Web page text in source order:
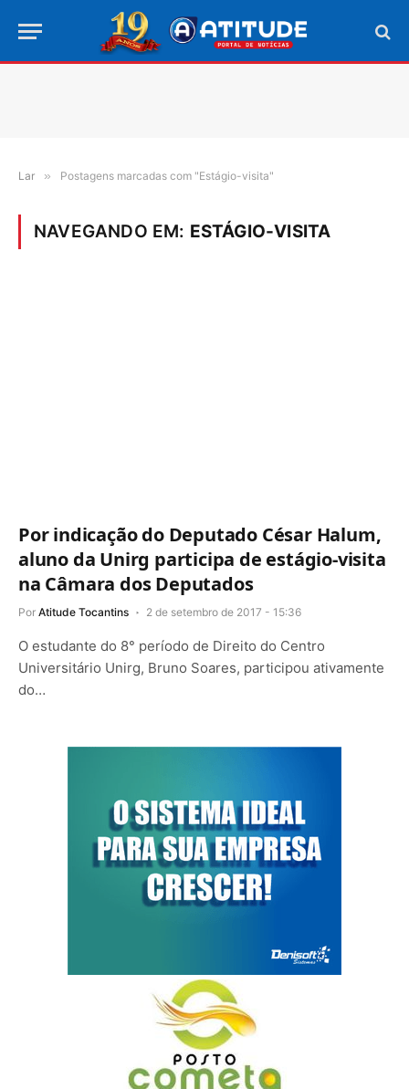
Lar » Postagens marcadas com "Estágio-visita"
NAVEGANDO EM: ESTÁGIO-VISITA
Por indicação do Deputado César Halum,
aluno da Unirg participa de estágio-visita
na Câmara dos Deputados
Por Atitude Tocantins 2 de setembro de 2017 - 15:36
O estudante do 8° período de Direito do Centro
Universitário Unirg, Bruno Soares, participou ativamente
do…